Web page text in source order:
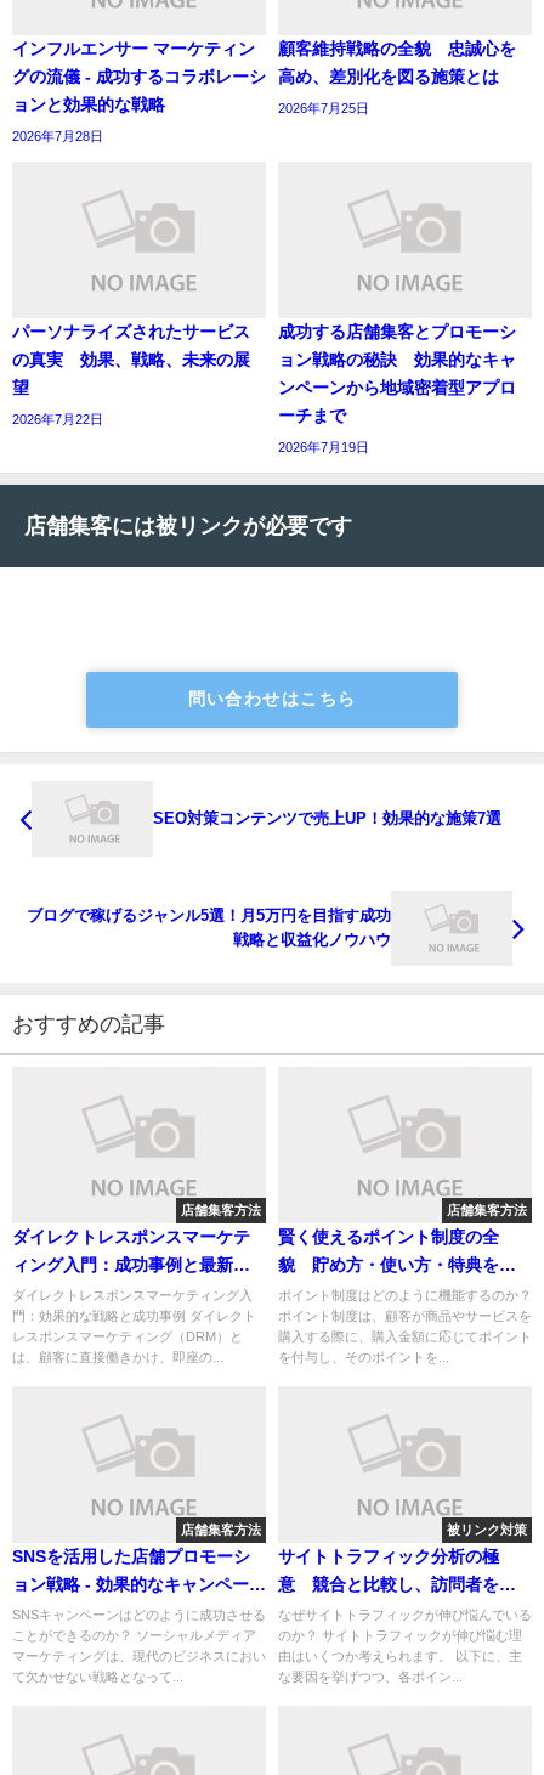
インフルエンサー マーケティン
グの流儀 - 成功するコラボレーシ
ョンと効果的な戦略
2026年7月28日
顧客維持戦略の全貌 忠誠心を
高め、差別化を図る施策とは
2026年7月25日
パーソナライズされたサービス
の真実 効果、戦略、未来の展
望
2026年7月22日
成功する店舗集客とプロモーシ
ョン戦略の秘訣 効果的なキャ
ンペーンから地域密着型アプロ
ーチまで
2026年7月19日
店舗集客には被リンクが必要です
問い合わせはこちら
SEO対策コンテンツで売上UP！効果的な施策7選
ブログで稼げるジャンル5選！月5万円を目指す成功
戦略と収益化ノウハウ
おすすめの記事
店舗集客方法
ダイレクトレスポンスマーケテ
ィング入門：成功事例と最新戦
略で売上UP！
ダイレクトレスポンスマーケティング入
門：効果的な戦略と成功事例 ダイレクト
レスポンスマーケティング（DRM）と
は、顧客に直接働きかけ、即座の...
店舗集客方法
賢く使えるポイント制度の全
貌 貯め方・使い方・特典を徹
底解説！
ポイント制度はどのように機能するのか？
ポイント制度は、顧客が商品やサービスを
購入する際に、購入金額に応じてポイント
を付与し、そのポイントを...
店舗集客方法
SNSを活用した店舗プロモーシ
ョン戦略 - 効果的なキャンペーン
とフォロワー増加の秘訣
SNSキャンペーンはどのように成功させる
ことができるのか？ ソーシャルメディア
マーケティングは、現代のビジネスにおい
て欠かせない戦略となって...
被リンク対策
サイトトラフィック分析の極
意 競合と比較し、訪問者を増
やすための戦略
なぜサイトトラフィックが伸び悩んでいる
のか？ サイトトラフィックが伸び悩む理
由はいくつか考えられます。 以下に、主
な要因を挙げつつ、各ポイン...